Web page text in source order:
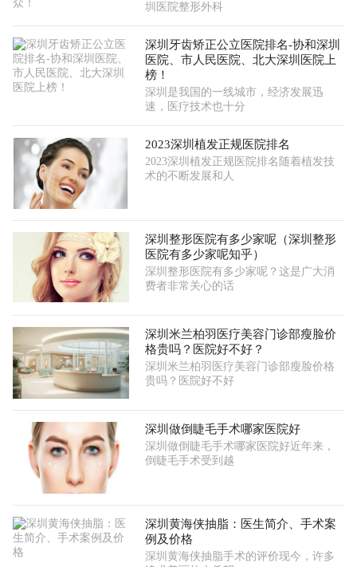
圳医院整形外科
深圳牙齿矫正公立医院排名-协和深圳
医院、市人民医院、北大深圳医院上
榜！
深圳是我国的一线城市，经济发展迅
速，医疗技术也十分
2023深圳植发正规医院排名
2023深圳植发正规医院排名随着植发技
术的不断发展和人
深圳整形医院有多少家呢（深圳整形
医院有多少家呢知乎）
深圳整形医院有多少家呢？这是广大消
费者非常关心的话
深圳米兰柏羽医疗美容门诊部瘦脸价
格贵吗？医院好不好？
深圳米兰柏羽医疗美容门诊部瘦脸价格
贵吗？医院好不好
深圳做倒睫毛手术哪家医院好
深圳做倒睫毛手术哪家医院好近年来，
倒睫毛手术受到越
深圳黄海侠抽脂：医生简介、手术案
例及价格
深圳黄海侠抽脂手术的评价现今，许多